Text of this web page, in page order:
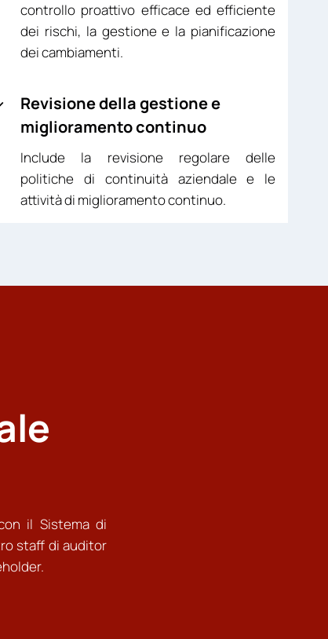
controllo proattivo efficace ed efficiente
dei rischi, la gestione e la pianificazione
dei cambiamenti.
Revisione della gestione e
miglioramento continuo
Include la revisione regolare delle
politiche di continuità aziendale e le
attività di miglioramento continuo.
il Sistema di
staff di auditor